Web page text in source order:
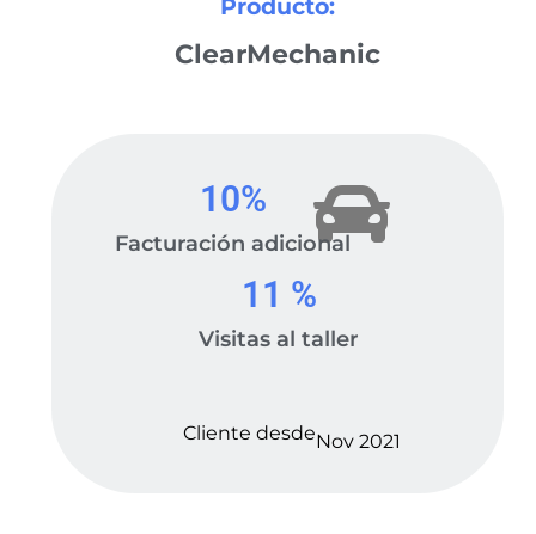
Producto:
ClearMechanic
Facturación adicional
10%
Visitas al taller
11 %
Cliente desdeNov 2021